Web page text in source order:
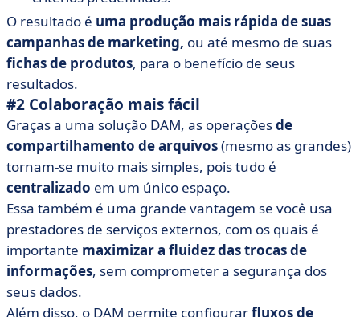
O resultado é uma produção mais rápida de suas
campanhas de marketing, ou até mesmo de suas
fichas de produtos, para o benefício de seus
resultados.
#2 Colaboração mais fácil
Graças a uma solução DAM, as operaçõesde
compartilhamento de arquivos(mesmo as grandes)
tornam-se muito mais simples, pois tudo é
centralizado em um único espaço.
Essa também é uma grande vantagem se você usa
prestadores de serviços externos, com os quais é
importante maximizar a fluidez das trocas de
informações, sem comprometer a segurança dos
seus dados.
Além disso, o DAM permite configurarfluxos de